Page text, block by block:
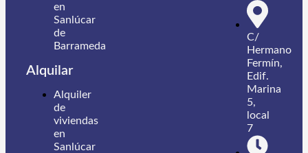
en
Sanlúcar
de
Barrameda
Alquilar
Alquiler
de
viviendas
en
Sanlúcar
C/
Hermano
Fermín,
Edif.
Marina
5,
local
7